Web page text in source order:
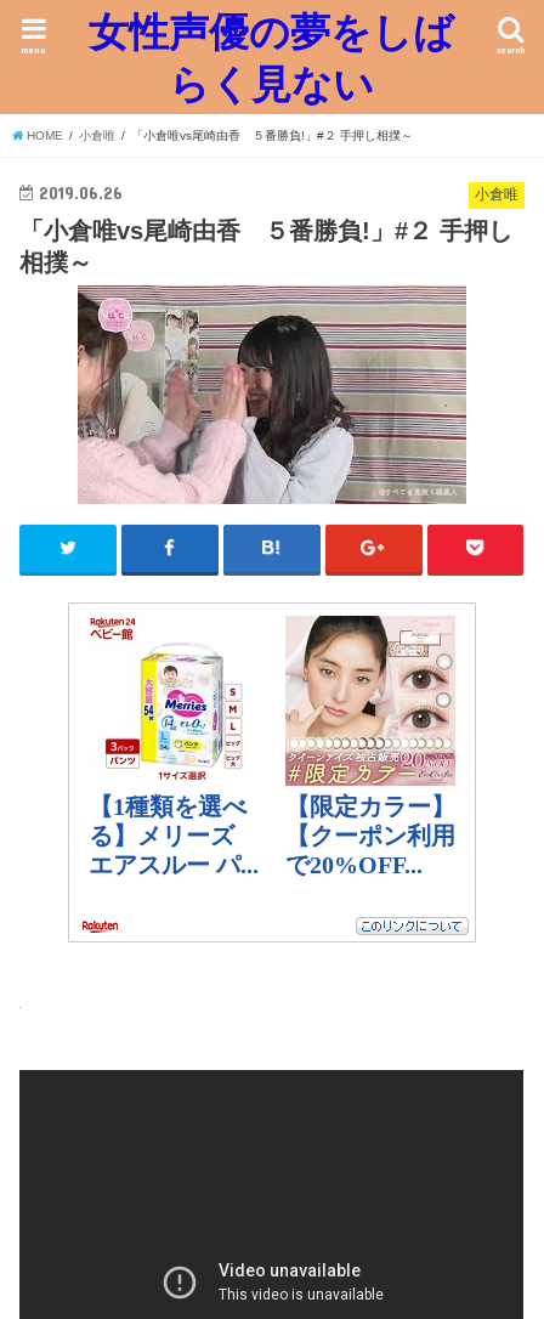
女性声優の夢をしば
らく見ない
search
menu
HOME 小倉唯 「小倉唯vs尾崎由香 ５番勝負!」#２ 手押し相撲～
小倉唯
2019.06.26
「小倉唯vs尾崎由香 ５番勝負!」#２ 手押し
相撲～